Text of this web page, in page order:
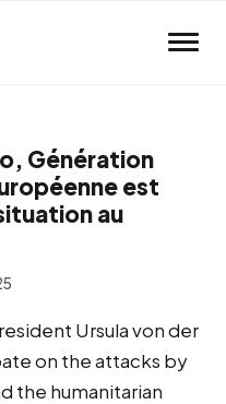
Génération
est
au